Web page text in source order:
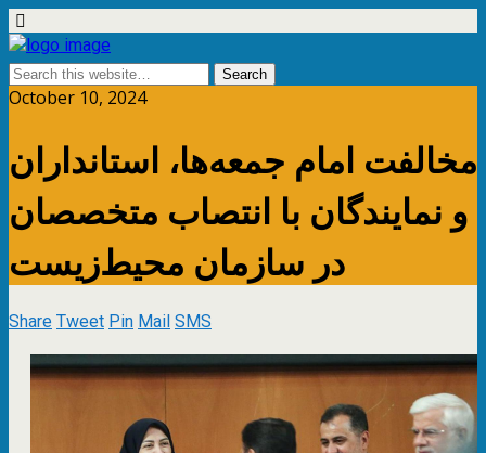
October 10, 2024
مخالفت امام جمعه‌ها، استانداران
و نمایندگان با انتصاب متخصصان
در سازمان محیط‌زیست
ShareTweetPinMailSMS